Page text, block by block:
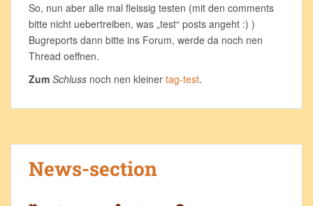
So, nun aber alle mal fleissig testen (mit den comments
bitte nicht uebertreiben, was „test“ posts angeht :) )
Bugreports dann bitte ins Forum, werde da noch nen
Thread oeffnen.
Zum Schluss noch nen kleiner tag-test.
News-section